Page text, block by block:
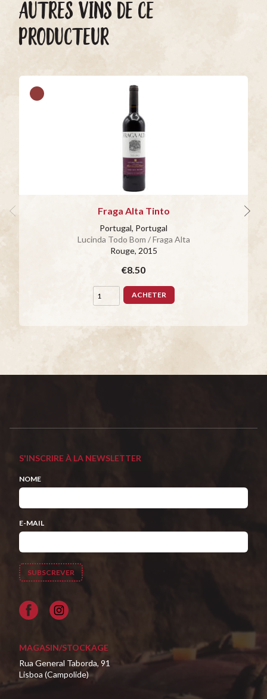
AUTRES VINS DE CE
PRODUCTEUR
Fraga Alta Tinto
Portugal, Portugal
Lucinda Todo Bom / Fraga Alta
Rouge, 2015
€8.50
ACHETER
S'INSCRIRE À LA NEWSLETTER
NOME
E-MAIL
Facebook
MAGASIN/STOCKAGE
Rua General Taborda, 91
Lisboa (Campolide)